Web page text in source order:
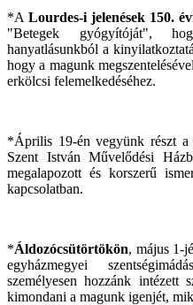
*A Lourdes-i jelenések 150.
"Betegek gyógyítóját",
hanyatlásunkból a
hogy a magunk
erkölcsi felemelkedéséhez.
*Április 19-én vegyünk részt
Szent István Művelődési
megalapozott és korszerű
kapcsolatban.
*Áldozócsütörtökön, május 1-
egyházmegyei
személyesen hozzánk intézett
kimondani a magunk igenjét,